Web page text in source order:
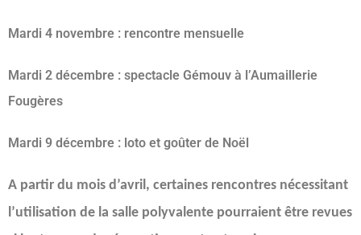
Mardi 4 novembre : rencontre mensuelle
Mardi 2 décembre : spectacle Gémouv à l’Aumaillerie
Fougères
Mardi 9 décembre : loto et goûter de Noël
A partir du mois d’avril, certaines rencontres nécessitant
l’utilisation de la salle polyvalente pourraient être revues